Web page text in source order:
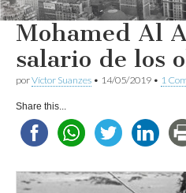
Mohamed Al
salario de los
porVíctor Suanzes • 14/05/2019 • 1
Share this...